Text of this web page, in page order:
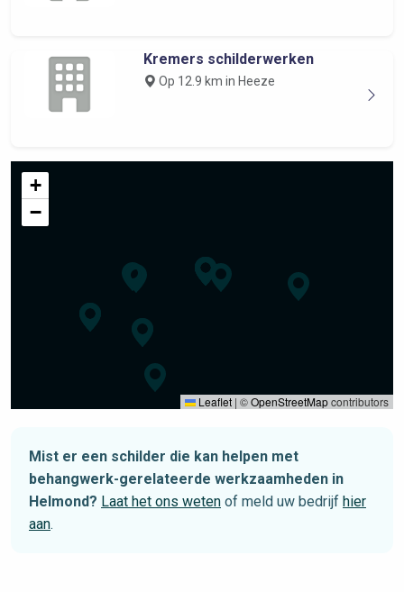
Kremers schilderwerken
Op 12.9 km in Heeze
+
−
Leaflet | ©OpenStreetMapcontributors
Mist er een schilder die kan helpen met
behangwerk-gerelateerde werkzaamheden in
Helmond? Laat het ons weten of meld uw bedrijf hier
aan.